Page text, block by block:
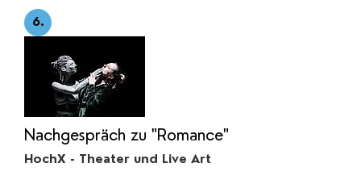
6.
Nachgespräch zu "Romance"
HochX - Theater und Live Art